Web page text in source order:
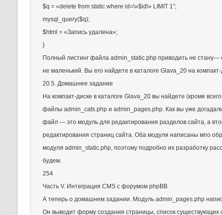
$q = «delete from static where id=\»$id\» LIMIT 1″;
mysql_query($q);
$html = «Запись удалена»;
}
Полный листинг файла admin_static.php приводить не стану—
не маленький. Вы его найдете в каталоге Glava_20 на компакт-
20.5. Домашнее задание
На компакт-диске в каталоге Glava_20 вы найдете (кроме
файлы admin_cats.php и admin_pages.php. Как вы уже
файл — это модуль для редактирования разделов сайта, а
редактирования страниц сайта. Оба модуля написаны мпо
модуля admin_static.php, поэтому подробно их разработку
будем.
254
Часть V. Интеграция CMS с форумом phpBB
А теперь о домашнем задании. Модуль admin_pages.php
Он выводит форму создания страницы, список существующих